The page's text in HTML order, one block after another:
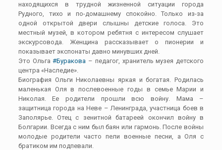
находящихся в трудной жизненной ситуации города
Рудного, тихо и по-домашнему спокойно. Только из-за
одной открытой двери слышны детские голоса. Это
местный музей, в котором ребятня с интересом слушает
экскурсовода. Женщина рассказывает о пионерии и
показывает экспонаты давно минувших дней.
Это Ольга#Буракова – педагог, хранитель музея детского
центра «Наследие».
Биография Ольги Николаевны яркая и богатая. Родилась
маленькая Оля в послевоенные годы в семье Марии и
Николая. Ее родители прошли всю войну. Мама –
защитница города на Неве – Ленинграда, участница боев в
Заполярье. Отец с зенитной батареей окончил войну в
Болгарии. Всегда с ним был баян или гармонь. После войны
молодые родители часто пели военные песни, а Оля с
братиком им подпевали.